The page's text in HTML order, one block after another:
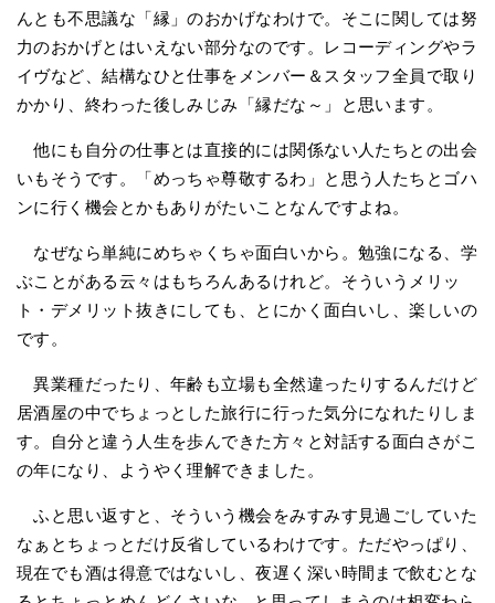
んとも不思議な「縁」のおかげなわけで。そこに関しては努
力のおかげとはいえない部分なのです。レコーディングやラ
イヴなど、結構なひと仕事をメンバー＆スタッフ全員で取り
かかり、終わった後しみじみ「縁だな～」と思います。
他にも自分の仕事とは直接的には関係ない人たちとの出会
いもそうです。「めっちゃ尊敬するわ」と思う人たちとゴハ
ンに行く機会とかもありがたいことなんですよね。
なぜなら単純にめちゃくちゃ面白いから。勉強になる、学
ぶことがある云々はもちろんあるけれど。そういうメリッ
ト・デメリット抜きにしても、とにかく面白いし、楽しいの
です。
異業種だったり、年齢も立場も全然違ったりするんだけど
居酒屋の中でちょっとした旅行に行った気分になれたりしま
す。自分と違う人生を歩んできた方々と対話する面白さがこ
の年になり、ようやく理解できました。
ふと思い返すと、そういう機会をみすみす見過ごしていた
なぁとちょっとだけ反省しているわけです。ただやっぱり、
現在でも酒は得意ではないし、夜遅く深い時間まで飲むとな